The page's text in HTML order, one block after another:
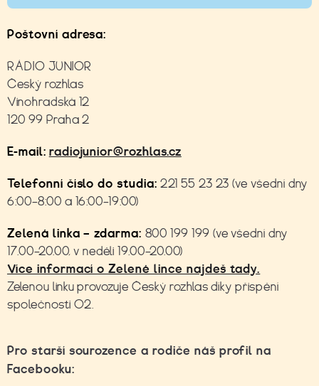
Poštovní adresa:
RÁDIO JUNIOR
Český rozhlas
Vinohradská 12
120 99 Praha 2
E-mail: radiojunior@rozhlas.cz
Telefonní číslo do studia: 221 55 23 23 (ve všední dny
6:00–8:00 a 16:00–19:00)
Zelená linka – zdarma:800 199 199 (ve všední dny
17.00–20.00, v neděli 19.00–20.00)
Více informací o Zelené lince najdeš tady.
Zelenou linku provozuje Český rozhlas díky přispění
společnosti O2.
Pro starší sourozence a rodiče náš profil na
Facebooku: